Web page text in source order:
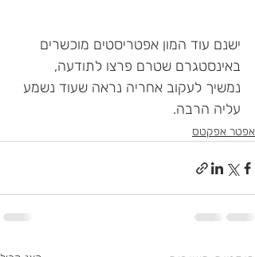
ישנם עוד המון אפטריסטים מוכשרים
באינסטגרם שטרם פרצו לתודעה,
נמשיך לעקוב אחריה נראה שעוד נשמע
עליה הרבה.
אפטר אפקטס